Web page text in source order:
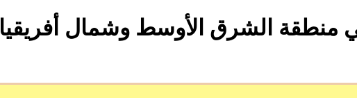
منطقة الشرق الأوسط وشمال أفريقيا